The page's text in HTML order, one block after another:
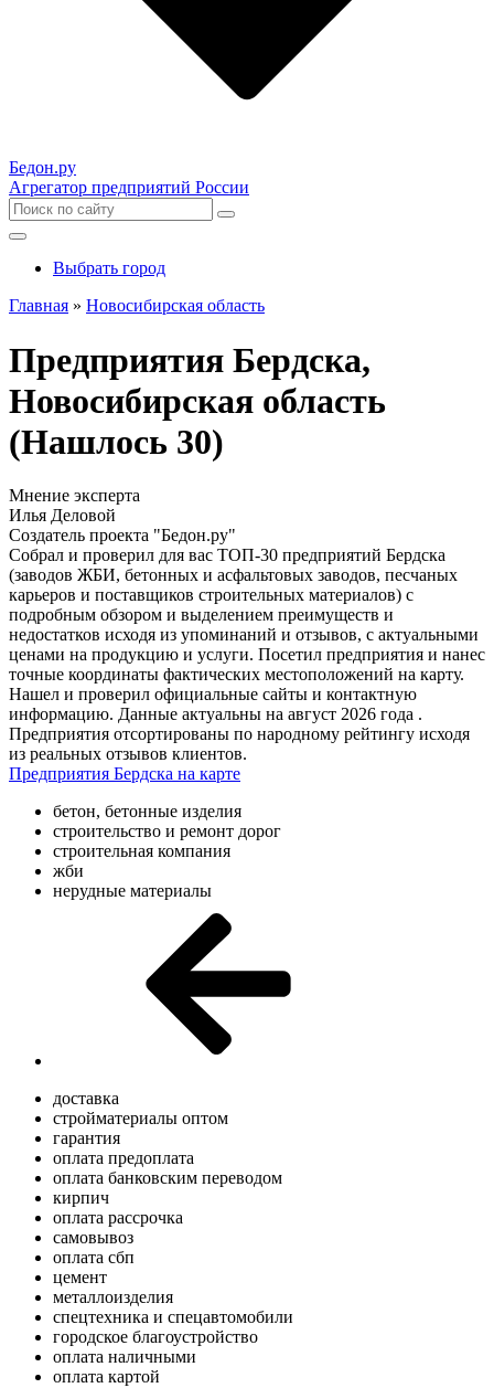
Бедон.ру
Агрегатор предприятий России
Выбрать город
Главная » Новосибирская область
Предприятия Бердска,
Новосибирская область
(Нашлось 30)
Мнение эксперта
Илья Деловой
Создатель проекта "Бедон.ру"
Собрал и проверил для вас ТОП-30 предприятий Бердска
(заводов ЖБИ, бетонных и асфальтовых заводов, песчаных
карьеров и поставщиков строительных материалов) с
подробным обзором и выделением преимуществ и
недостатков исходя из упоминаний и отзывов, с актуальными
ценами на продукцию и услуги. Посетил предприятия и нанес
точные координаты фактических местоположений на карту.
Нашел и проверил официальные сайты и контактную
информацию. Данные актуальны на август 2026 года .
Предприятия отсортированы по народному рейтингу исходя
из реальных отзывов клиентов.
Предприятия Бердска на карте
бетон, бетонные изделия
строительство и ремонт дорог
строительная компания
жби
нерудные материалы
доставка
стройматериалы оптом
гарантия
оплата предоплата
оплата банковским переводом
кирпич
оплата рассрочка
самовывоз
оплата сбп
цемент
металлоизделия
спецтехника и спецавтомобили
городское благоустройство
оплата наличными
оплата картой